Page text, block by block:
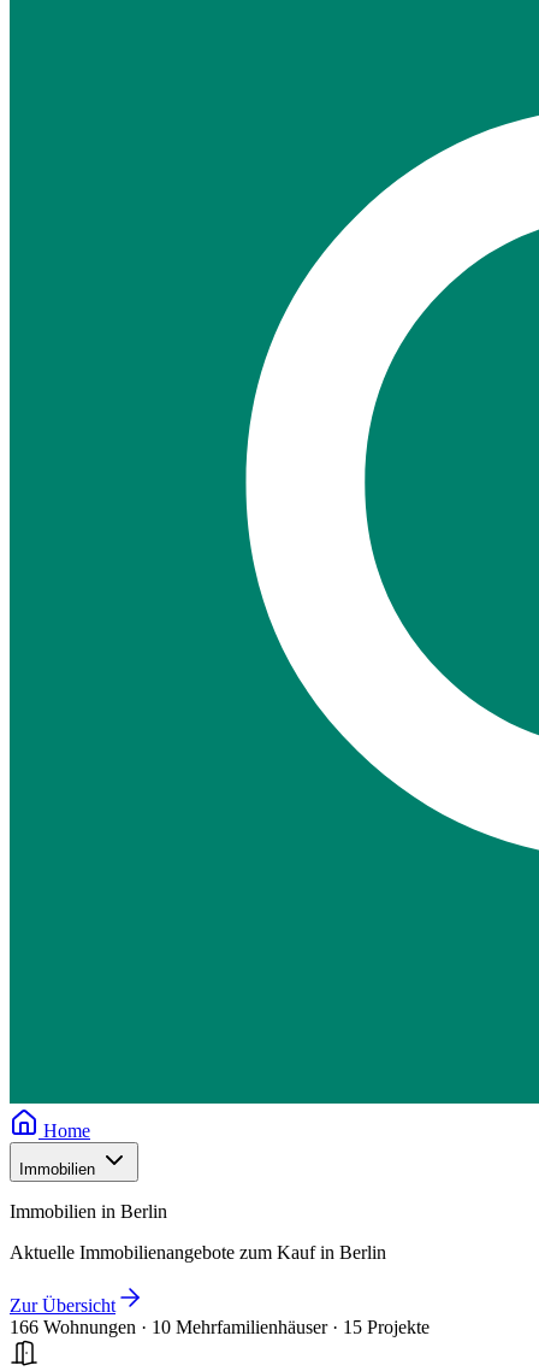
Home
Immobilien
Immobilien in Berlin
Aktuelle Immobilienangebote zum Kauf in Berlin
Zur Übersicht
166 Wohnungen · 10 Mehrfamilienhäuser · 15 Projekte